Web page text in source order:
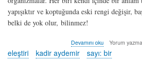
yapışıktır ve koptuğunda eski rengi değişir,
belki de yok olur, bilinmez!
"var"
olan
dergiler
Devamını oku Yorum
eleştiri kadir aydemir sayı: bir